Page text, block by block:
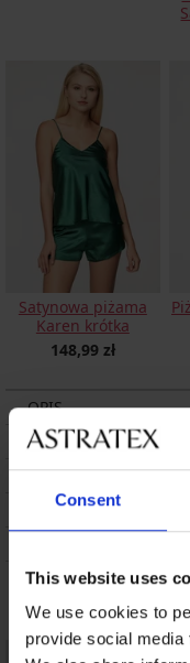
Consent
This website uses
We use cookies to
provide social
Satynowa piżama
Karen krótka
148,99 zł
OPIS
DOSTAWA I PŁATNOŚĆ
WYMIANA
CZYSZCZENIE I PRANIE